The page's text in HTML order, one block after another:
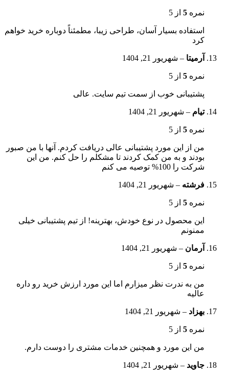
نمره 5 از 5
استفاده بسیار آسان، طراحی زیبا، مطمئناً دوباره خرید خواهم
کرد
آرمیتا – شهریور 21, 1404
نمره 5 از 5
پشتیبانی خوب از سمت تیم سایت. عالی
تیام – شهریور 21, 1404
نمره 5 از 5
من از این مورد پشتیبانی عالی دریافت کردم. آنها با من صبور
بودند و به من کمک کردند تا مشکلم را حل کنم. من این
شرکت را 100% توصیه می کنم
فرشته – شهریور 21, 1404
نمره 5 از 5
این محصول در نوع خودش، بهترینه! از تیم پشتیبانی خیلی
ممنونم
آرمان – شهریور 21, 1404
نمره 5 از 5
من به ندرت نظر میزارم اما این مورد ارزش خرید رو داره
عالیه
بهزاد – شهریور 21, 1404
نمره 5 از 5
من این مورد و همچنین خدمات مشتری را دوست دارم.
جاوید – شهریور 21, 1404